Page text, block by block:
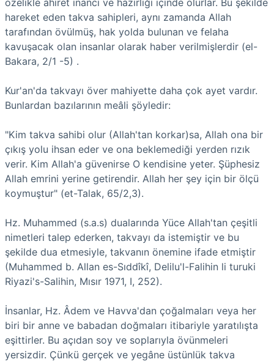
hareket eden takva sahipleri, aynı zamanda Allah
tarafından övülmüş, hak yolda bulunan ve felaha
kavuşacak olan insanlar olarak haber verilmişlerdir (el-
Bakara, 2/1 -5) .
Kur'an'da takvayı över mahiyette daha çok ayet vardır.
Bunlardan bazılarının meâli şöyledir:
"Kim takva sahibi olur (Allah'tan korkar)sa, Allah ona bir
çıkış yolu ihsan eder ve ona beklemediği yerden rızık
verir. Kim Allah'a güvenirse O kendisine yeter. Şüphesiz
Allah emrini yerine getirendir. Allah her şey için bir ölçü
koymuştur" (et-Talak, 65/2,3).
Hz. Muhammed (s.a.s) dualarında Yüce Allah'tan çeşitli
nimetleri talep ederken, takvayı da istemiştir ve bu
şekilde dua etmesiyle, takvanın önemine ifade etmiştir
(Muhammed b. Allan es-Sıddîkî, Delilu'l-Falihin li turuki
Riyazi's-Salihin, Mısır 1971, I, 252).
İnsanlar, Hz. Âdem ve Havva'dan çoğalmaları veya her
biri bir anne ve babadan doğmaları itibariyle yaratılışta
eşittirler. Bu açıdan soy ve soplarıyla övünmeleri
yersizdir. Çünkü gerçek ve yegâne üstünlük takva